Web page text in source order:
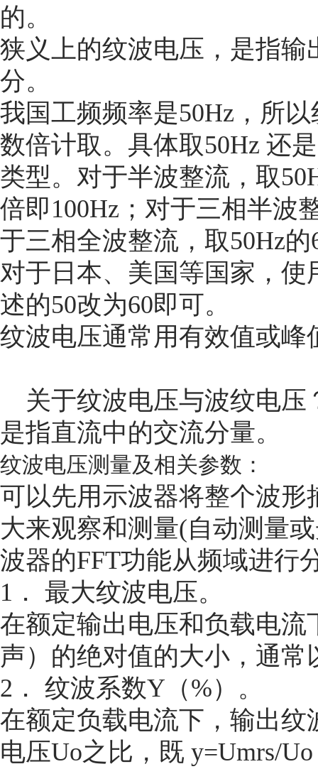
的。
狭义上的纹波电压，是指
分。
我国工频频率是50Hz，所
数倍计取。具体取50Hz 还
类型。对于半波整流，取
倍即100Hz；对于三相半波
于三相全波整流，取50Hz的
对于日本、美国等国家，使
述的50改为60即可。
纹波电压通常用有效值或峰
关于纹波电压与波纹电压
是指直流中的交流分量。
纹波电压测量及相关参数：
可以先用示波器将整个波
大来观察和测量(自动测量
波器的FFT功能从频域进行
1． 最大纹波电压。
在额定输出电压和负载电
声）的绝对值的大小，通
2． 纹波系数Y（%）。
在额定负载电流下，输出纹
电压Uo之比，既 y=Umrs/Uo